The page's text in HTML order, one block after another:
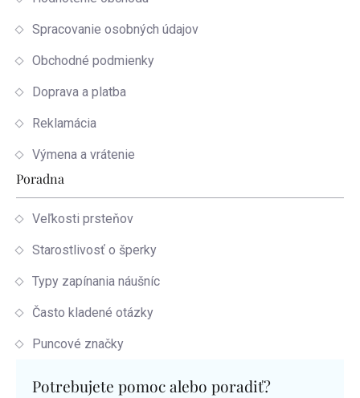
Spracovanie osobných údajov
Obchodné podmienky
Doprava a platba
Reklamácia
Výmena a vrátenie
Poradna
Veľkosti prsteňov
Starostlivosť o šperky
Typy zapínania náušníc
Často kladené otázky
Puncové značky
Potrebujete pomoc alebo poradiť?